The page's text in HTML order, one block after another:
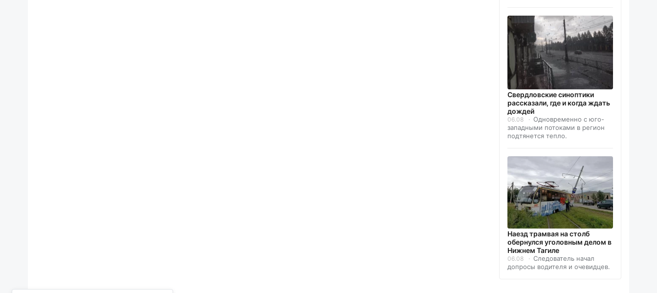
Свердловские синоптики
рассказали, где и когда ждать
дождей
06.08
Одновременно с юго-
западными потоками в регион
подтянется тепло.
Наезд трамвая на столб
обернулся уголовным делом в
Нижнем Тагиле
06.08
Следователь начал
допросы водителя и очевидцев.